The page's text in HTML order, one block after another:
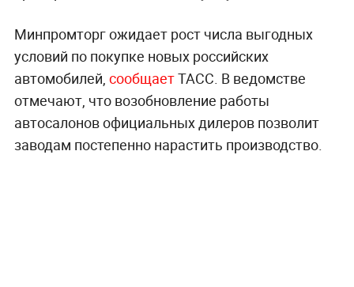
Минпромторг ожидает рост числа выгодных
условий по покупке новых российских
автомобилей, сообщаетТАСС. В ведомстве
отмечают, что возобновление работы
автосалонов официальных дилеров позволит
заводам постепенно нарастить производство.